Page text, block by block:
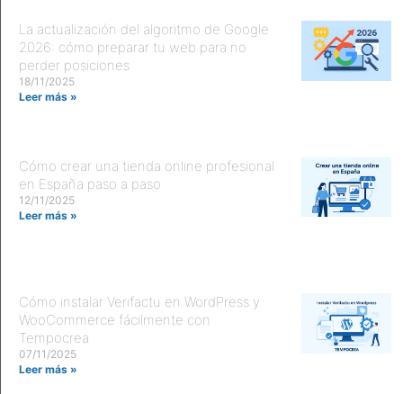
La actualización del algoritmo de Google
2026: cómo preparar tu web para no
perder posiciones
18/11/2025
Leer más »
Cómo crear una tienda online profesional
en España paso a paso
12/11/2025
Leer más »
Cómo instalar Verifactu en WordPress y
WooCommerce fácilmente con
Tempocrea
07/11/2025
Leer más »